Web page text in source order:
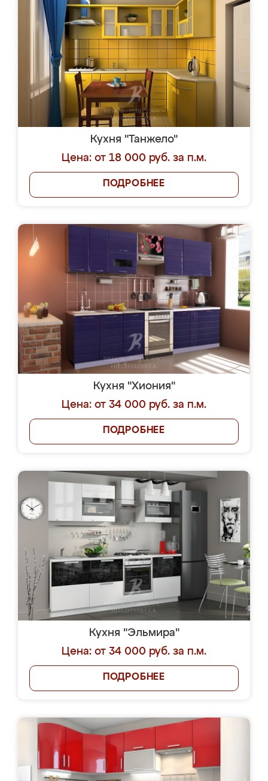
Кухня "Танжело"
Цена: от 18 000 руб. за п.м.
ПОДРОБНЕЕ
Кухня "Хиония"
Цена: от 34 000 руб. за п.м.
ПОДРОБНЕЕ
Кухня "Эльмира"
Цена: от 34 000 руб. за п.м.
ПОДРОБНЕЕ